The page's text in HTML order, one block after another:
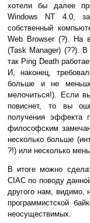
хотели бы далее
Windows NT 4.0,
собственный
Web Browser (?). На
(Task Manager) (??).
так Ping Death
И, наконец,
больше и не
мелочиться!). Если
повиснет, то вы
получения эффекта
философским
несколько больше
?!) или несколько
В итоге можно
CIAC по поводу
другого нам, видимо,
программистской
неосуществимых.